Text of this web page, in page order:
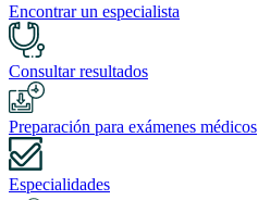
Encontrar un especialista
Consultar resultados
Preparación para exámenes médicos
Especialidades